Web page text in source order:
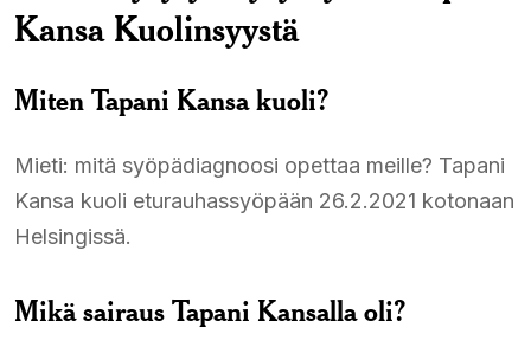
Kansa Kuolinsyystä
Miten Tapani Kansa kuoli?
Mieti: mitä syöpädiagnoosi opettaa meille? Tapani
Kansa kuoli eturauhassyöpään 26.2.2021 kotonaan
Helsingissä.
Mikä sairaus Tapani Kansalla oli?